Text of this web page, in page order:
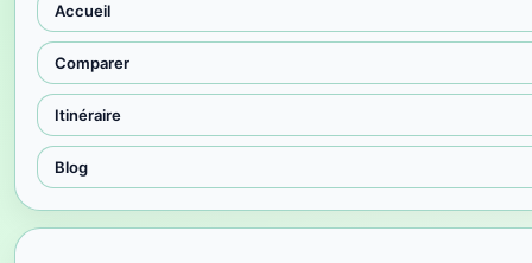
Accueil
Comparer
Itinéraire
Blog